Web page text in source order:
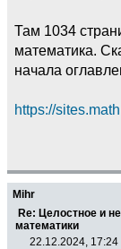
Там 1034
математика.
начала
https://
Mihr
Re: Целостное и
математики
22.12.2024, 17:24